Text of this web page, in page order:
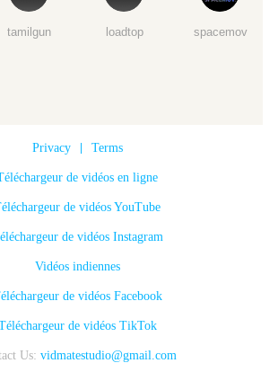
tamilgun loadtop spacemov
Privacy | Terms
de vidéos en ligne
de vidéos YouTube
de vidéos Instagram
Vidéos indiennes
de vidéos Facebook
de vidéos TikTok
Us: vidmatestudio@gmail.com